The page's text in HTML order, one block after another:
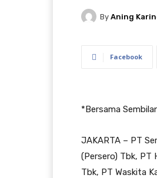
By Aning
Facebook
*Bersama
JAKARTA – PT
(Persero) Tbk, PT
Tbk, PT Waskita